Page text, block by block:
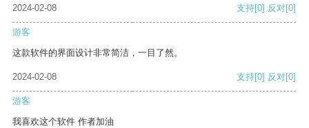
2024-02-08
支持[0] 反对[0]
游客
这款软件的界面设计非常简洁，一目了然。
2024-02-08 支持[0] 反对[0]
游客
我喜欢这个软件 作者加油